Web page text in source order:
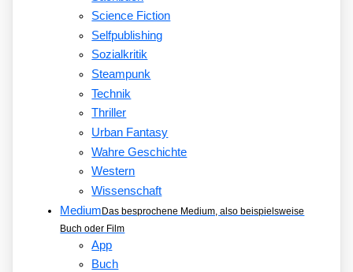
Science Fiction
Selfpublishing
Sozialkritik
Steampunk
Technik
Thriller
Urban Fantasy
Wahre Geschichte
Western
Wissenschaft
MediumDas besprochene Medium, also beispielsweise
Buch oder Film
App
Buch